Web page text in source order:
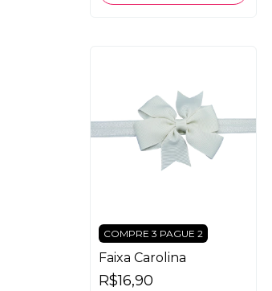
COMPRE 3 PAGUE 2
Faixa Carolina
R$16,90